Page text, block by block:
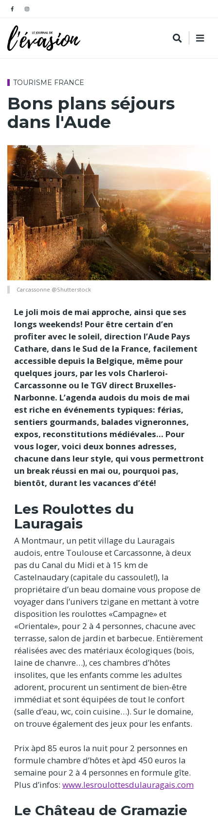
TOURISME FRANCE
Bons plans séjours
dans l'Aude
Carcassonne @Shutterstock
Le joli mois de mai approche, ainsi que ses
longs weekends! Pour être certain d’en
profiter avec le soleil, direction l’Aude Pays
Cathare, dans le Sud de la France, facilement
accessible depuis la Belgique, même pour
quelques jours, par les vols Charleroi-
Carcassonne ou le TGV direct Bruxelles-
Narbonne. L’agenda audois du mois de mai
est riche en événements typiques: férias,
sentiers gourmands, balades vigneronnes,
expos, reconstitutions médiévales… Pour
vous loger, voici deux bonnes adresses,
chacune dans leur style, qui vous permettront
un break réussi en mai ou, pourquoi pas,
bientôt, durant les vacances d’été!
Les Roulottes du
Lauragais
A Montmaur, un petit village du Lauragais
audois, entre Toulouse et Carcassonne, à deux
pas du Canal du Midi et à 15 km de
Castelnaudary (capitale du cassoulet!), la
propriétaire d’un beau domaine vous propose de
voyager dans l’univers tzigane en mettant à votre
disposition les roulottes «Campagne» et
«Orientale», pour 2 à 4 personnes, chacune avec
terrasse, salon de jardin et barbecue. Entièrement
réalisées avec des matériaux écologiques (bois,
laine de chanvre…), ces chambres d’hôtes
insolites, que les enfants comme les adultes
adorent, procurent un sentiment de bien-être
immédiat et sont équipées de tout le confort
(salle d’eau, wc, coin cuisine…). Sur le domaine,
on trouve également des jeux pour les enfants.
Prix àpd 85 euros la nuit pour 2 personnes en
formule chambre d’hôtes et àpd 450 euros la
semaine pour 2 à 4 personnes en formule gîte.
Plus d’infos: www.lesroulottesdulauragais.com
Le Château de Gramazie